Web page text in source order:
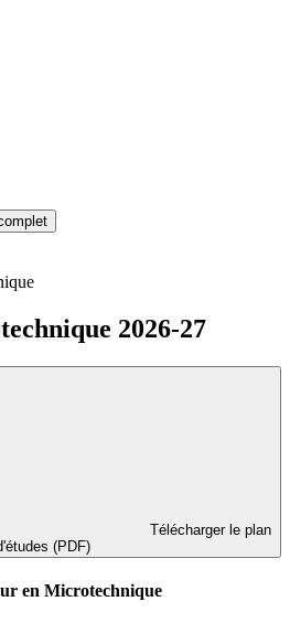
2026-27
(PDF)
en Microtechnique